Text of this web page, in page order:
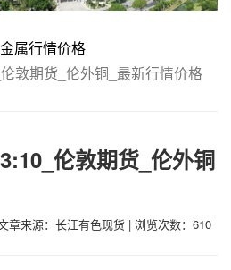
金属行情价格
敦期货_伦外铜_最新行情价格
伦敦期货_伦外铜
章来源：长江有色现货 | 浏览次数：610